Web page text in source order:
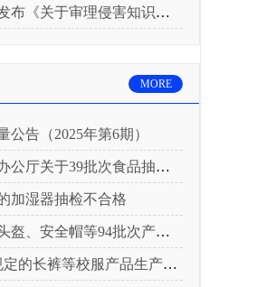
害知识产权民事纠纷案件适用惩罚性赔偿的解释》
MORE
公告（2025年第6期）
39批次食品抽检不合格情况的通报
加湿器抽检不合格
全帽等94批次产品抽查不合格！
产品生产销售企业被济南市市场监管局通报！